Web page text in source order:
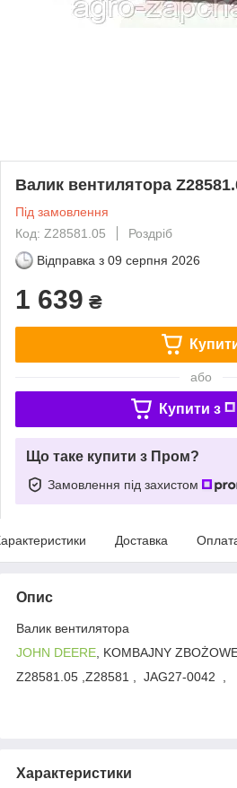
Валик вентилятора
Під замовлення
Код: Z28581.05
Роздріб
Відправка з 09 серпня 2026
1 639 ₴
або
Купити з
Що таке купити з Пром?
Замовлення під захистом
Доставка
Опис
Валик вентилятора
JOHN DEERE , KOMBAJNY
Z28581.05 ,Z28581 , JAG27-0042 ,
Характеристики